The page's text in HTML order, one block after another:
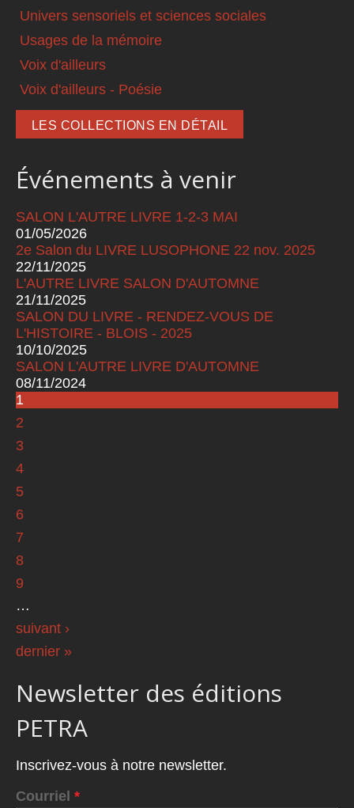
Univers sensoriels et sciences sociales
Usages de la mémoire
Voix d'ailleurs
Voix d'ailleurs - Poésie
LES COLLECTIONS EN DÉTAIL
Événements à venir
SALON L'AUTRE LIVRE 1-2-3 MAI
01/05/2026
2e Salon du LIVRE LUSOPHONE 22 nov. 2025
22/11/2025
L'AUTRE LIVRE SALON D'AUTOMNE
21/11/2025
SALON DU LIVRE - RENDEZ-VOUS DE
L'HISTOIRE - BLOIS - 2025
10/10/2025
SALON L'AUTRE LIVRE D'AUTOMNE
08/11/2024
Pages
1
2
3
4
5
6
7
8
9
…
suivant ›
dernier »
Newsletter des éditions
PETRA
Inscrivez-vous à notre newsletter.
Courriel *